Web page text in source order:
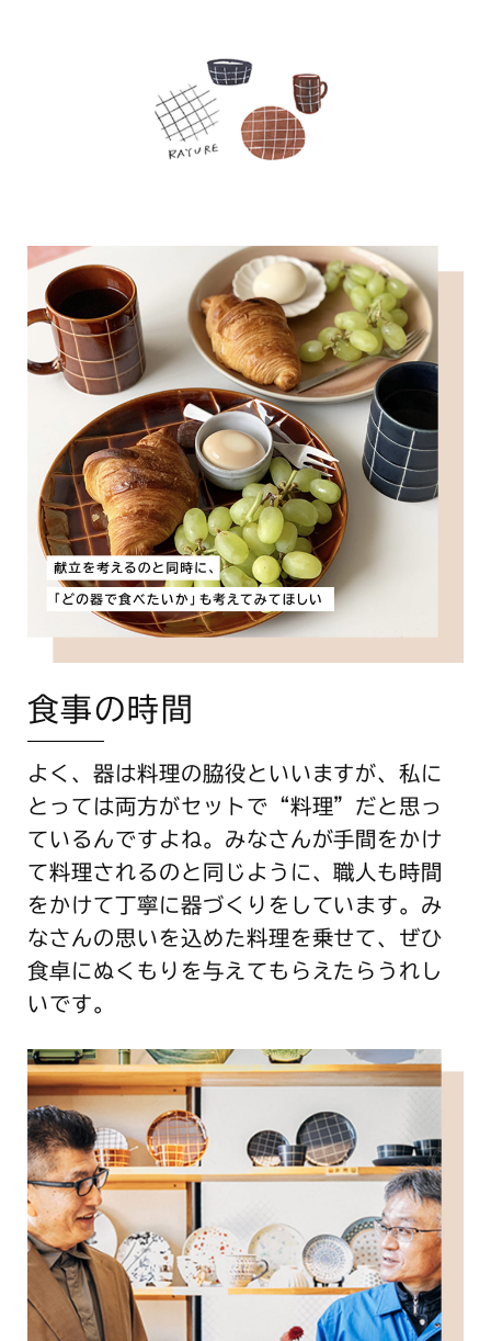
食事の時間
よく、器は料理の脇役といいますが、私に
とっては両方がセットで“料理”だと思っ
ているんですよね。みなさんが手間をかけ
て料理されるのと同じように、職人も時間
をかけて丁寧に器づくりをしています。み
なさんの思いを込めた料理を乗せて、ぜひ
食卓にぬくもりを与えてもらえたらうれし
いです。